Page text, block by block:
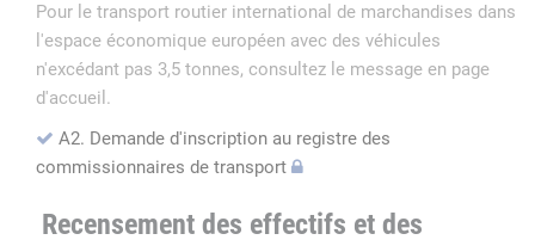
Pour le transport routier international de marchandises dans
l'espace économique européen avec des véhicules
n'excédant pas 3,5 tonnes, consultez le message en page
d'accueil.
A2. Demande d'inscription au registre des
commissionnaires de transport
Recensement des effectifs et des